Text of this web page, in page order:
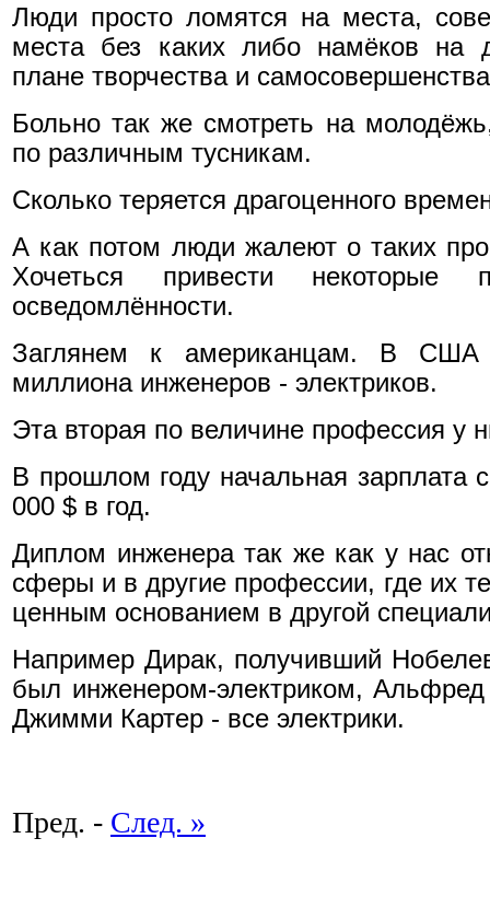
Люди просто ломятся на места,
места без каких либо намёков на
плане творчества и
Больно так же смотреть на
по различным тусникам.
Сколько теряется драгоценного
А как потом люди жалеют о таких
Хочеться привести
осведомлённости.
Заглянем к американцам. В США
миллиона инженеров - электриков.
Эта вторая по величине профессия у
В прошлом году начальная зарплата
000 $ в год.
Диплом инженера так же как у нас
сферы и в другие профессии, где их
ценным основанием в другой
Например Дирак, получивший
был инженером-электриком,
Джимми Картер - все электрики.
Пред. - След. »